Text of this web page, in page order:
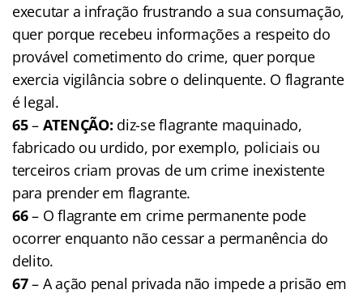
executar a infração frustrando a sua consumação,
quer porque recebeu informações a respeito do
provável cometimento do crime, quer porque
exercia vigilância sobre o delinquente. O flagrante
é legal.
65– ATENÇÃO: diz-se flagrante maquinado,
fabricado ou urdido, por exemplo, policiais ou
terceiros criam provas de um crime inexistente
para prender em flagrante.
66– O flagrante em crime permanente pode
ocorrer enquanto não cessar a permanência do
delito.
67– A ação penal privada não impede a prisão em